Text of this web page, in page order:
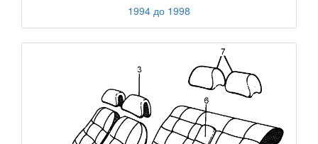
1994 до 1998